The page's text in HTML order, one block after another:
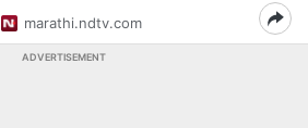
marathi.ndtv.com
ADVERTISEMENT